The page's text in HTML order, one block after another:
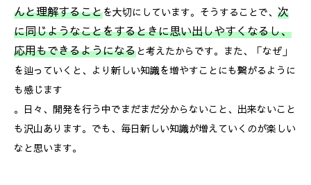
んと理解することを大切にしています。そうすることで、 次
に同じようなことをするときに思い出しやすくなるし、
応用もできるようになると考えたからです。また、「なぜ」
を辿っていくと、より新しい知識を増やすことにも繋がるように
も感じます
。日々、開発を行う中でまだまだ分からないこと、出来ないこと
も沢山あります。でも、毎日新しい知識が増えていくのが楽しい
なと思います。